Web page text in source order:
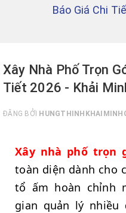
Báo Giá Chi
Xây Nhà Phố Trọn
Tiết 2026 - Khải
ĐĂNG BỞI
Xây nhà phố trọn
toàn diện dành cho
tổ ấm hoàn chỉnh
gian quản lý